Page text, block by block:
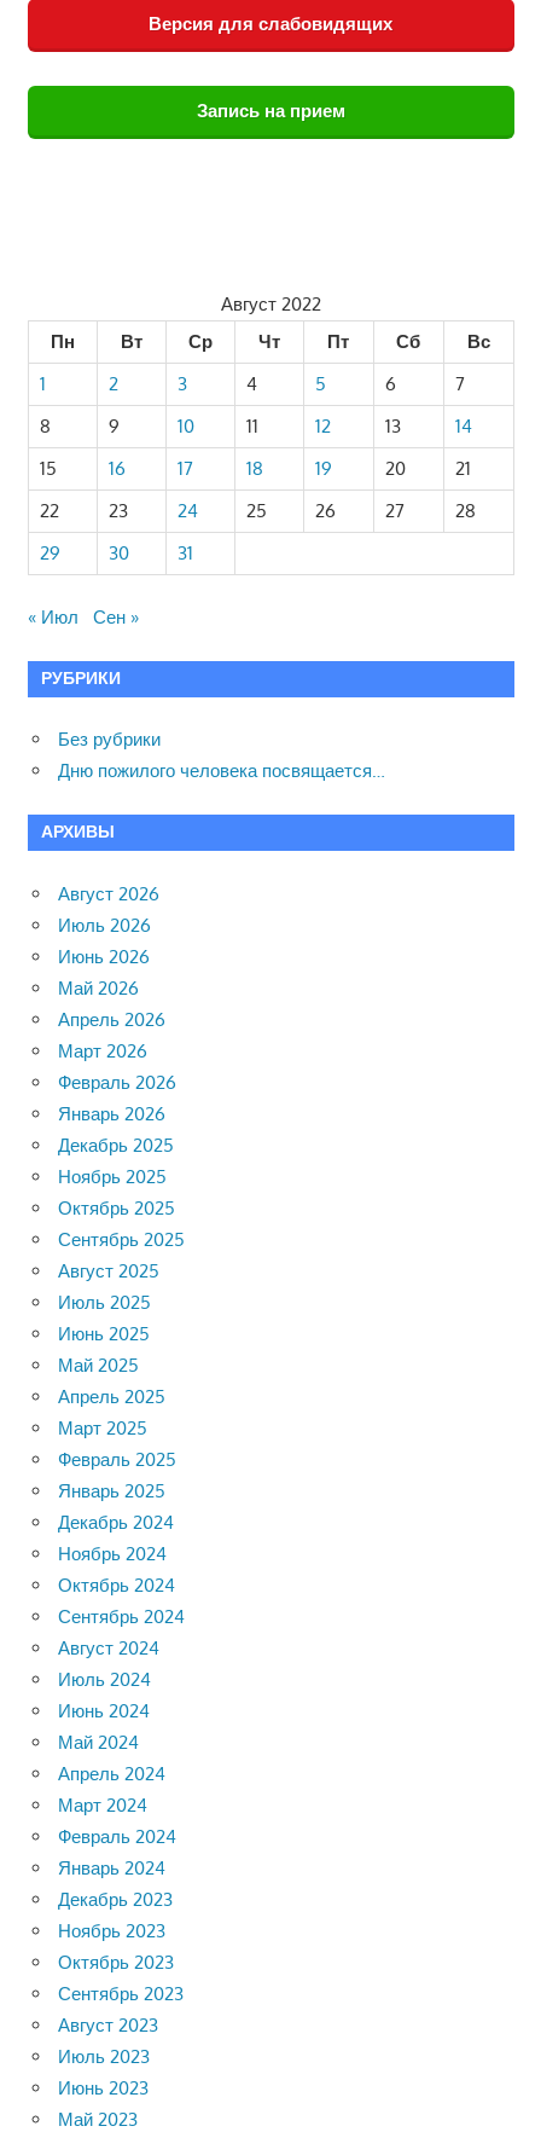
Версия для слабовидящих
Запись на прием
Август 2022
Пн Вт Ср Чт Пт Сб Вс
1 2 3 4 5 6
7
8
9 10 11 12 13
14
15
16 17 18 19 20
21
22
23 24 25 26 27
28
29
30 31
« Июл Сен »
РУБРИКИ
Без рубрики
Дню пожилого человека посвящается…
АРХИВЫ
Август 2026
Июль 2026
Июнь 2026
Май 2026
Апрель 2026
Март 2026
Февраль 2026
Январь 2026
Декабрь 2025
Ноябрь 2025
Октябрь 2025
Сентябрь 2025
Август 2025
Июль 2025
Июнь 2025
Май 2025
Апрель 2025
Март 2025
Февраль 2025
Январь 2025
Декабрь 2024
Ноябрь 2024
Октябрь 2024
Сентябрь 2024
Август 2024
Июль 2024
Июнь 2024
Май 2024
Апрель 2024
Март 2024
Февраль 2024
Январь 2024
Декабрь 2023
Ноябрь 2023
Октябрь 2023
Сентябрь 2023
Август 2023
Июль 2023
Июнь 2023
Май 2023